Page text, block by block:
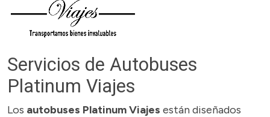
Servicios de Autobuses
Platinum Viajes
Los autobuses Platinum Viajes están diseñados